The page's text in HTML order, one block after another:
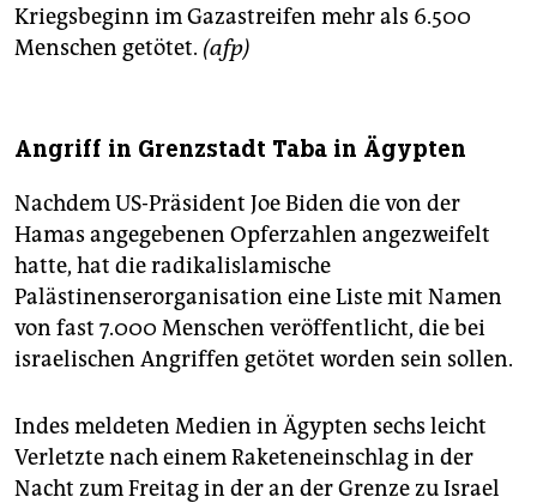
Kriegsbeginn im Gazastreifen mehr als 6.500
Menschen getötet. (afp)
Angriff in Grenzstadt Taba in Ägypten
Nachdem US-Präsident Joe Biden die von der
Hamas angegebenen Opferzahlen angezweifelt
hatte, hat die radikalislamische
Palästinenserorganisation eine Liste mit Namen
von fast 7.000 Menschen veröffentlicht, die bei
israelischen Angriffen getötet worden sein sollen.
Indes meldeten Medien in Ägypten sechs leicht
Verletzte nach einem Raketeneinschlag in der
Nacht zum Freitag in der an der Grenze zu Israel